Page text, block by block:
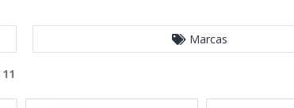
Marcas
11